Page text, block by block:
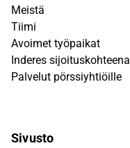
Meistä
Tiimi
Avoimet työpaikat
Inderes sijoituskohteena
Palvelut pörssiyhtiöille
Sivusto